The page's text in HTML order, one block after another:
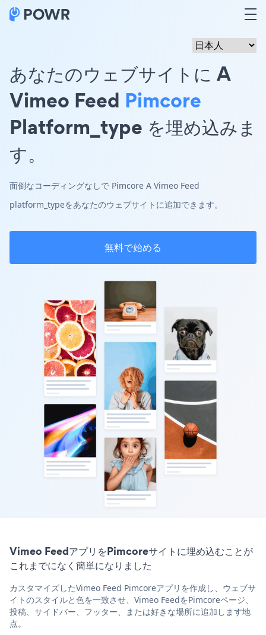
あなたのウェブサイトに A
Vimeo Feed Pimcore
Platform_type を埋め込みま
す。
面倒なコーディングなしで Pimcore A Vimeo Feed
platform_typeをあなたのウェブサイトに追加できます。
無料で始める
Vimeo FeedアプリをPimcoreサイトに埋め込むことが
これまでになく簡単になりました
カスタマイズしたVimeo Feed Pimcoreアプリを作成し、ウェブサ
イトのスタイルと色を一致させ、Vimeo FeedをPimcoreページ、
投稿、サイドバー、フッター、または好きな場所に追加します地
点。